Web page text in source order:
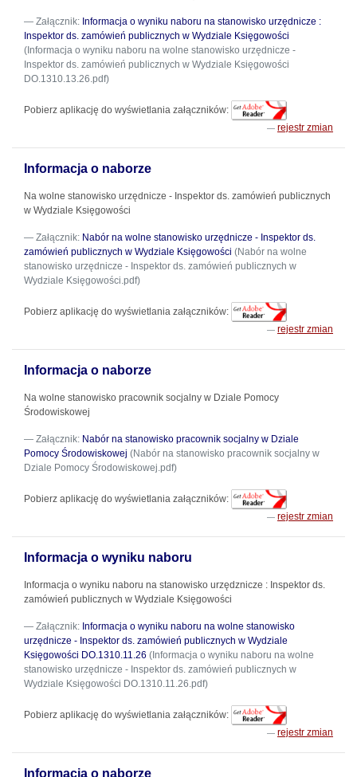
Załącznik: Informacja o wyniku naboru na stanowisko urzędnicze :
Inspektor ds. zamówień publicznych w Wydziale Księgowości
(Informacja o wyniku naboru na wolne stanowisko urzędnicze -
Inspektor ds. zamówień publicznych w Wydziale Księgowości
DO.1310.13.26.pdf)
Pobierz aplikację do wyświetlania załączników:
rejestr zmian
Informacja o naborze
Na wolne stanowisko urzędnicze - Inspektor ds. zamówień publicznych
w Wydziale Księgowości
Załącznik: Nabór na wolne stanowisko urzędnicze - Inspektor ds.
zamówień publicznych w Wydziale Księgowości (Nabór na wolne
stanowisko urzędnicze - Inspektor ds. zamówień publicznych w
Wydziale Księgowości.pdf)
Pobierz aplikację do wyświetlania załączników:
rejestr zmian
Informacja o naborze
Na wolne stanowisko pracownik socjalny w Dziale Pomocy
Środowiskowej
Załącznik: Nabór na stanowisko pracownik socjalny w Dziale
Pomocy Środowiskowej (Nabór na stanowisko pracownik socjalny w
Dziale Pomocy Środowiskowej.pdf)
Pobierz aplikację do wyświetlania załączników:
rejestr zmian
Informacja o wyniku naboru
Informacja o wyniku naboru na stanowisko urzędznicze : Inspektor ds.
zamówień publicznych w Wydziale Księgowości
Załącznik: Informacja o wyniku naboru na wolne stanowisko
urzędnicze - Inspektor ds. zamówień publicznych w Wydziale
Księgowości DO.1310.11.26 (Informacja o wyniku naboru na wolne
stanowisko urzędnicze - Inspektor ds. zamówień publicznych w
Wydziale Księgowości DO.1310.11.26.pdf)
Pobierz aplikację do wyświetlania załączników:
rejestr zmian
Informacja o naborze